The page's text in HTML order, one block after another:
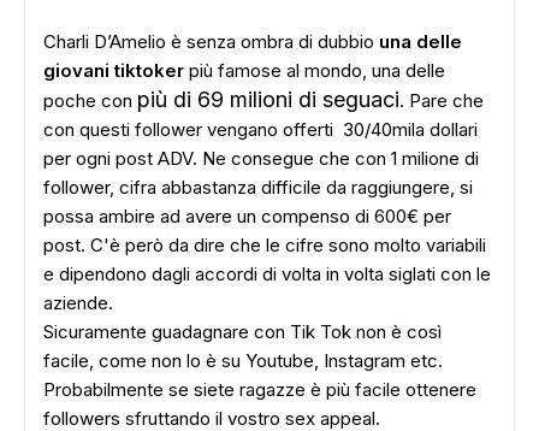
Charli D’Amelio è senza ombra di dubbio una delle
giovani tiktoker più famose al mondo, una delle
poche con più di 69 milioni di seguaci. Pare che
con questi follower vengano offerti 30/40mila dollari
per ogni post ADV. Ne consegue che con 1 milione di
follower, cifra abbastanza difficile da raggiungere, si
possa ambire ad avere un compenso di 600€ per
post. C'è però da dire che le cifre sono molto variabili
e dipendono dagli accordi di volta in volta siglati con le
aziende.
Sicuramente guadagnare con Tik Tok non è così
facile, come non lo è su Youtube, Instagram etc.
Probabilmente se siete ragazze è più facile ottenere
followers sfruttando il vostro sex appeal.